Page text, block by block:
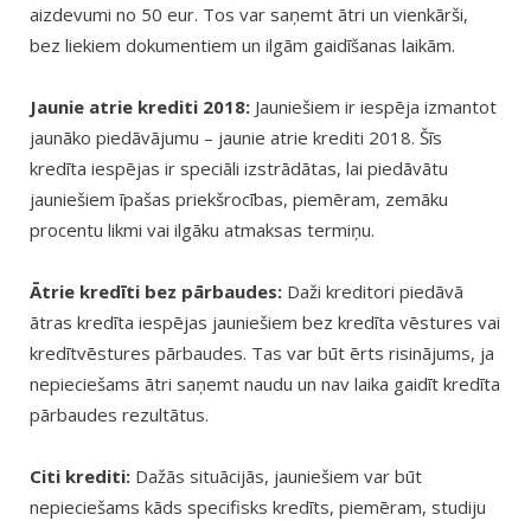
aizdevumi no 50 eur. Tos var saņemt ātri un vienkārši,
bez liekiem dokumentiem un ilgām gaidīšanas laikām.
Jaunie atrie krediti 2018: Jauniešiem ir iespēja izmantot
jaunāko piedāvājumu – jaunie atrie krediti 2018. Šīs
kredīta iespējas ir speciāli izstrādātas, lai piedāvātu
jauniešiem īpašas priekšrocības, piemēram, zemāku
procentu likmi vai ilgāku atmaksas termiņu.
Ātrie kredīti bez pārbaudes: Daži kreditori piedāvā
ātras kredīta iespējas jauniešiem bez kredīta vēstures vai
kredītvēstures pārbaudes. Tas var būt ērts risinājums, ja
nepieciešams ātri saņemt naudu un nav laika gaidīt kredīta
pārbaudes rezultātus.
Citi krediti: Dažās situācijās, jauniešiem var būt
nepieciešams kāds specifisks kredīts, piemēram, studiju